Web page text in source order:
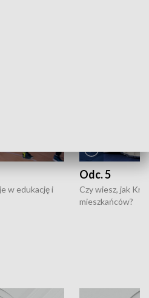
w edukację i
Odc. 5
Czy wiesz, jak
mieszkańców?